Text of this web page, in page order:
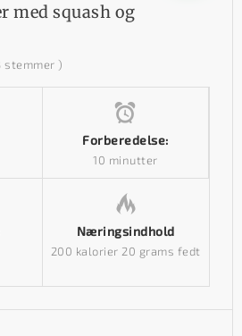
med squash og
stemmer )
Forberedelse:
10 minutter
Næringsindhold
200 kalorier 20 grams fedt